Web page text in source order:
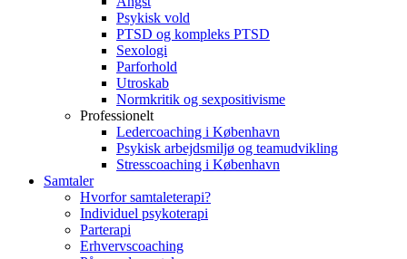
Psykisk vold
PTSD og kompleks PTSD
Sexologi
Parforhold
Utroskab
Normkritik og sexpositivisme
Professionelt
Ledercoaching i København
Psykisk arbejdsmiljø og teamudvikling
Stresscoaching i København
Samtaler
Hvorfor samtaleterapi?
Individuel psykoterapi
Parterapi
Erhvervscoaching